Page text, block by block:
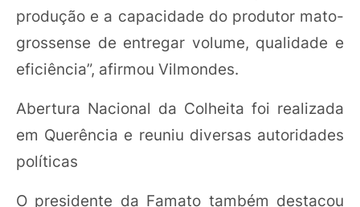
produção e a capacidade do produtor mato-
grossense de entregar volume, qualidade e
eficiência”, afirmou Vilmondes.
Abertura Nacional da Colheita foi realizada
em Querência e reuniu diversas autoridades
políticas
O presidente da Famato também destacou